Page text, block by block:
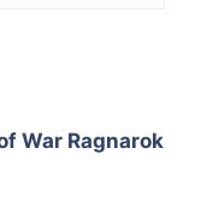
War Ragnarok